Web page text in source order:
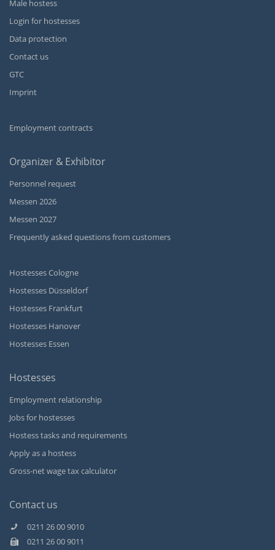
Male hostess
Login for hostesses
Data protection
Contact us
GTC
Imprint
Employment contracts
Organizer & Exhibitor
Personnel request
Messen 2026
Messen 2027
Frequently asked questions from customers
Hostesses Cologne
Hostesses Düsseldorf
Hostesses Frankfurt
Hostesses Hanover
Hostesses Essen
Hostesses
Employment relationship
Jobs for hostesses
Hostess tasks and requirements
Apply as a hostess
Gross-net wage tax calculator
Contact us
0211 26 00 9010
0211 26 00 9011